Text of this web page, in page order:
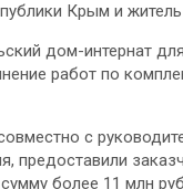
Крым и
дом-интернат для
работ по
с
предоставили
более 11 млн